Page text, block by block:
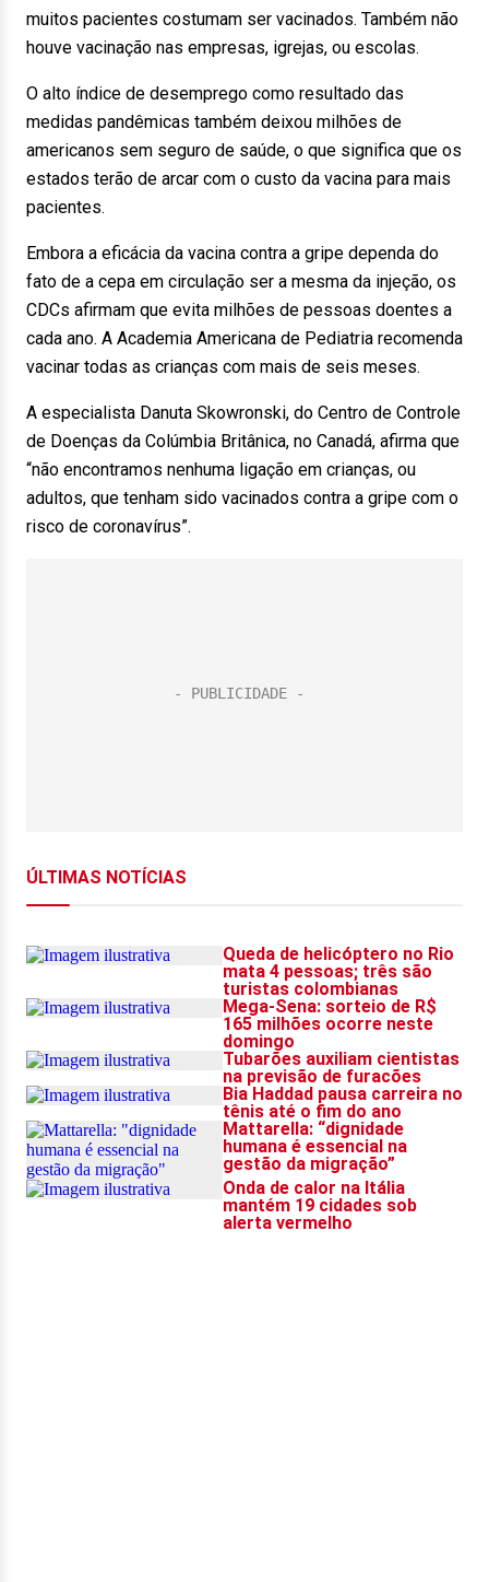
muitos pacientes costumam ser vacinados. Também não
houve vacinação nas empresas, igrejas, ou escolas.
O alto índice de desemprego como resultado das
medidas pandêmicas também deixou milhões de
americanos sem seguro de saúde, o que significa que os
estados terão de arcar com o custo da vacina para mais
pacientes.
Embora a eficácia da vacina contra a gripe dependa do
fato de a cepa em circulação ser a mesma da injeção, os
CDCs afirmam que evita milhões de pessoas doentes a
cada ano. A Academia Americana de Pediatria recomenda
vacinar todas as crianças com mais de seis meses.
A especialista Danuta Skowronski, do Centro de Controle
de Doenças da Colúmbia Britânica, no Canadá, afirma que
“não encontramos nenhuma ligação em crianças, ou
adultos, que tenham sido vacinados contra a gripe com o
risco de coronavírus”.